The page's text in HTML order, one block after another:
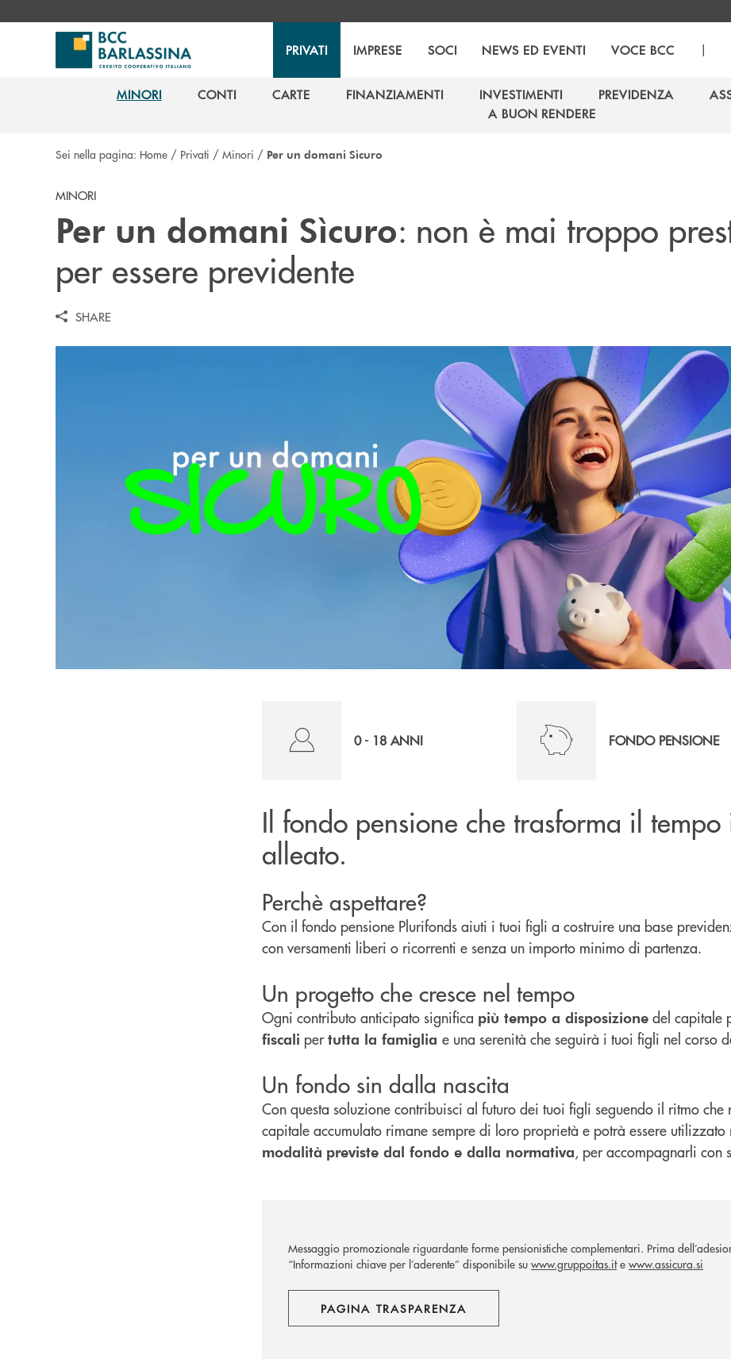
PRIVATI IMPRESE SOCI NEWS ED EVENTI VOCE BCC |
MINORI
CONTI
CARTE
FINANZIAMENTI
INVESTIMENTI
INVESTIMENTI
PREVIDENZA
A BUON RENDERE
Sei nella pagina: Home / Privati / Minori / Per un domani Sìcuro
MINORI
Per un domani Sìcuro: non è mai troppo
per essere previdente
SHARE
0 - 18 ANNI FONDO PENSIONE
Il fondo pensione che trasforma il tempo
alleato.
Perchè aspettare?
Con il fondo pensione Plurifonds aiuti i tuoi figli a costruire una base
con versamenti liberi o ricorrenti e senza un importo minimo di partenza.
Un progetto che cresce nel tempo
Ogni contributo anticipato significa più tempo a disposizione del capitale
fiscali pertutta la famiglia e una serenità che seguirà i tuoi figli nel corso
Un fondo sin dalla nascita
Con questa soluzione contribuisci al futuro dei tuoi figli seguendo il ritmo
capitale accumulato rimane sempre di loro proprietà e potrà essere utilizzato
modalità previste dal fondo e dalla normativa, per accompagnarli con
Messaggio promozionale riguardante forme pensionistiche complementari. Prima
“Informazioni chiave per l’aderente” disponibile su www.gruppoitas.ite www.assicura.si
PAGINA TRASPARENZA